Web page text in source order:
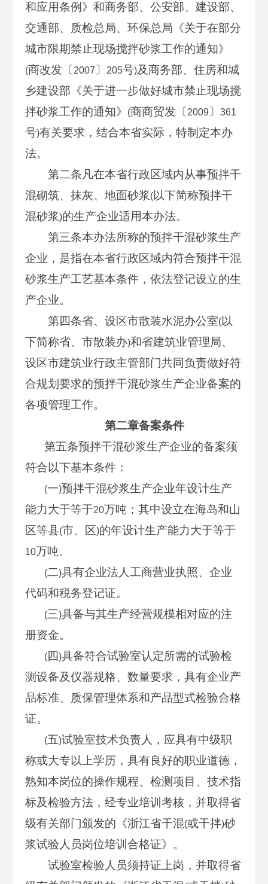
和应用条例》和商务部、公安部、建设部、
交通部、质检总局、环保总局《关于在部分
城市限期禁止现场搅拌砂浆工作的通知》
(商改发〔 2007 〕 205号)及商务部、住房和城
乡建设部《关于进一步做好城市禁止现场搅
拌砂浆工作的通知》
(商商贸发〔 2009 〕361
号)有关要求，结合本省实际，特制定本办
法。
第二条凡在本省行政区域内从事预拌干
混砌筑、抹灰、地面砂浆(以下简称预拌干
混砂浆)的生产企业适用本办法。
第三条本办法所称的预拌干混砂浆生产
企业，是指在本省行政区域内符合预拌干混
砂浆生产工艺基本条件，依法登记设立的生
产企业。
第四条省、设区市散装水泥办公室(以
下简称省、市散装办)和省建筑业管理局、
设区市建筑业行政主管部门共同负责做好符
合规划要求的预拌干混砂浆生产企业备案的
各项管理工作。
第二章备案条件
第五条预拌干混砂浆生产企业的备案须
符合以下基本条件：
(一)预拌干混砂浆生产企业年设计生产
能力大于等于20万吨；其中设立在海岛和山
区等县(市、区)的年设计生产能力大于等于
10万吨。
(二)具有企业法人工商营业执照、企业
代码和税务登记证。
(三)具备与其生产经营规模相对应的注
册资金。
(四)具备符合试验室认定所需的试验检
测设备及仪器规格、数量要求，具有企业产
品标准、质保管理体系和产品型式检验合格
证。
(五)试验室技术负责人，应具有中级职
称或大专以上学历，具有良好的职业道德，
熟知本岗位的操作规程、检测项目、技术指
标及检验方法，经专业培训考核，并取得省
级有关部门颁发的《浙江省干混(或干拌)砂
浆试验人员岗位培训合格证》。
试验室检验人员须持证上岗，并取得省